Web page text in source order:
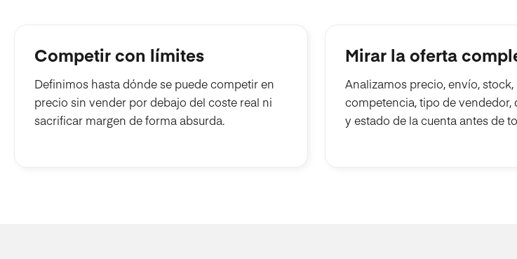
Competir con límites
Definimos hasta dónde se puede competir en
precio sin vender por debajo del coste real ni
sacrificar margen de forma absurda.
Mirar la oferta
Analizamos precio, envío, stock,
competencia, tipo de vendedor,
y estado de la cuenta antes de